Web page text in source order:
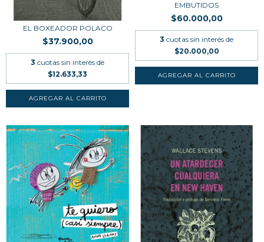
EL BOXEADOR POLACO
$37.900,00
3 cuotas sin interés de
$12.633,33
EMBUTIDOS
$60.000,00
3 cuotas sin interés de
$20.000,00